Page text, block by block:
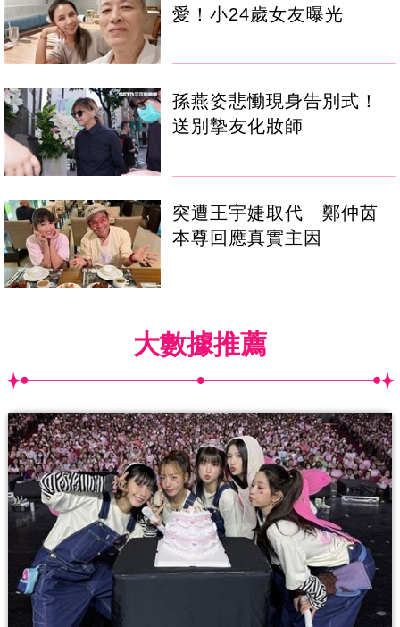
愛！小24歲女友曝光
孫燕姿悲慟現身告別式！
送別摯友化妝師
突遭王宇婕取代 鄭仲茵
本尊回應真實主因
大數據推薦